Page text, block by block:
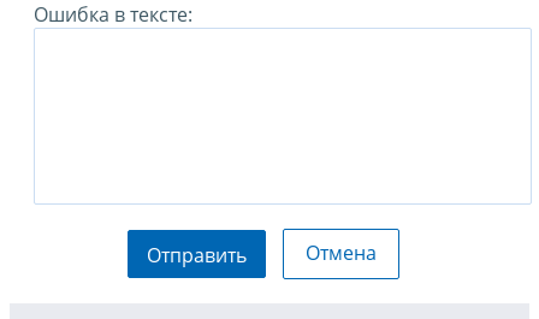
Ошибка в тексте:
Отправить Отмена